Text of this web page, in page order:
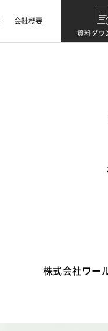
会社概要
資料ダウ
株式会社ワー